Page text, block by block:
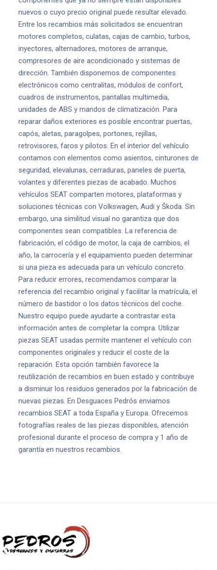
nuevos o cuyo precio original puede resultar elevado.
Entre los recambios más solicitados se encuentran
motores completos, culatas, cajas de cambio, turbos,
inyectores, alternadores, motores de arranque,
compresores de aire acondicionado y sistemas de
dirección. También disponemos de componentes
electrónicos como centralitas, módulos de confort,
cuadros de instrumentos, pantallas multimedia,
unidades de ABS y mandos de climatización. Para
reparar daños exteriores es posible encontrar puertas,
capós, aletas, paragolpes, portones, rejillas,
retrovisores, faros y pilotos. En el interior del vehículo
contamos con elementos como asientos, cinturones de
seguridad, elevalunas, cerraduras, paneles de puerta,
volantes y diferentes piezas de acabado. Muchos
vehículos SEAT comparten motores, plataformas y
soluciones técnicas con Volkswagen, Audi y Škoda. Sin
embargo, una similitud visual no garantiza que dos
componentes sean compatibles. La referencia de
fabricación, el código de motor, la caja de cambios, el
año, la carrocería y el equipamiento pueden determinar
si una pieza es adecuada para un vehículo concreto.
Para reducir errores, recomendamos comparar la
referencia del recambio original y facilitar la matrícula, el
número de bastidor o los datos técnicos del coche.
Nuestro equipo puede ayudarte a contrastar esta
información antes de completar la compra. Utilizar
piezas SEAT usadas permite mantener el vehículo con
componentes originales y reducir el coste de la
reparación. Esta opción también favorece la
reutilización de recambios en buen estado y contribuye
a disminuir los residuos generados por la fabricación de
nuevas piezas. En Desguaces Pedrós enviamos
recambios SEAT a toda España y Europa. Ofrecemos
fotografías reales de las piezas disponibles, atención
profesional durante el proceso de compra y 1 año de
garantía en nuestros recambios.